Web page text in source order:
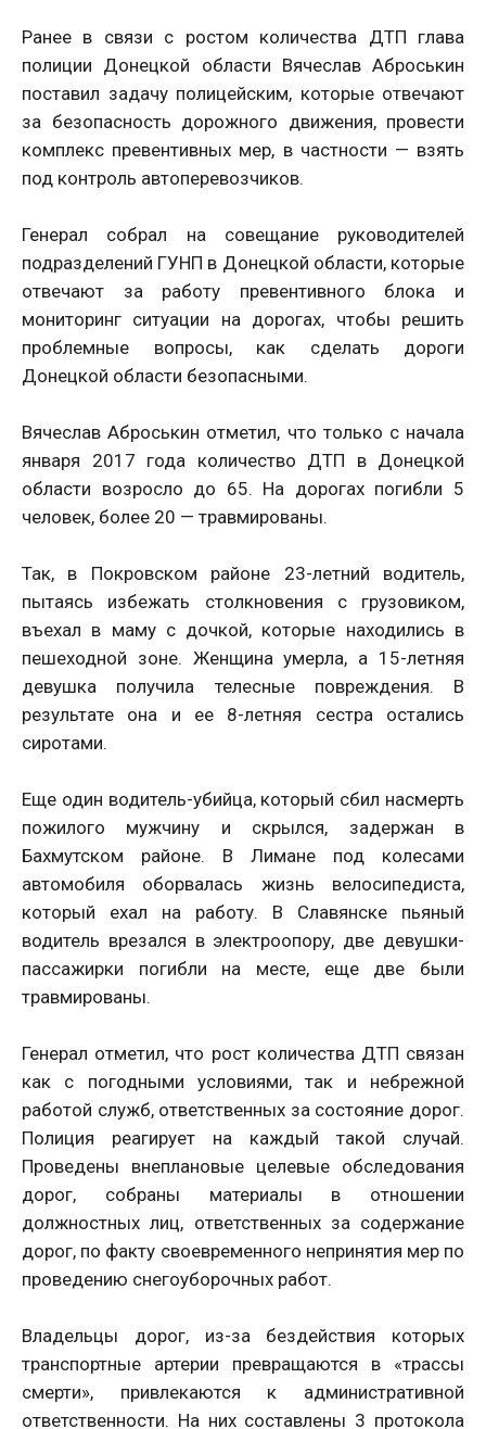
Ранее в связи с ростом количества ДТП глава
полиции Донецкой области Вячеслав Аброськин
поставил задачу полицейским, которые отвечают
за безопасность дорожного движения, провести
комплекс превентивных мер, в частности — взять
под контроль автоперевозчиков.
Генерал собрал на совещание руководителей
подразделений ГУНП в Донецкой области, которые
отвечают за работу превентивного блока и
мониторинг ситуации на дорогах, чтобы решить
проблемные вопросы, как сделать дороги
Донецкой области безопасными.
Вячеслав Аброськин отметил, что только с начала
января 2017 года количество ДТП в Донецкой
области возросло до 65. На дорогах погибли 5
человек, более 20 — травмированы.
Так, в Покровском районе 23-летний водитель,
пытаясь избежать столкновения с грузовиком,
въехал в маму с дочкой, которые находились в
пешеходной зоне. Женщина умерла, а 15-летняя
девушка получила телесные повреждения. В
результате она и ее 8-летняя сестра остались
сиротами.
Еще один водитель-убийца, который сбил насмерть
пожилого мужчину и скрылся, задержан в
Бахмутском районе. В Лимане под колесами
автомобиля оборвалась жизнь велосипедиста,
который ехал на работу. В Славянске пьяный
водитель врезался в электроопору, две девушки-
пассажирки погибли на месте, еще две были
травмированы.
Генерал отметил, что рост количества ДТП связан
как с погодными условиями, так и небрежной
работой служб, ответственных за состояние дорог.
Полиция реагирует на каждый такой случай.
Проведены внеплановые целевые обследования
дорог, собраны материалы в отношении
должностных лиц, ответственных за содержание
дорог, по факту своевременного непринятия мер по
проведению снегоуборочных работ.
Владельцы дорог, из-за бездействия которых
транспортные артерии превращаются в «трассы
смерти», привлекаются к административной
ответственности. На них составлены 3 протокола